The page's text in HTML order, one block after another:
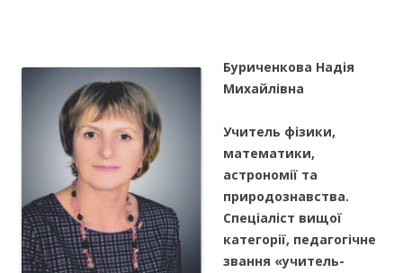
Буриченкова Надія
Михайлівна
Учитель фізики,
математики,
астрономії та
природознавства.
Спеціаліст вищої
категорії, педагогічне
звання «учитель-